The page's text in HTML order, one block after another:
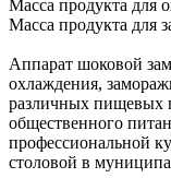
Масса продукта для
Масса продукта для
Аппарат шоковой
охлаждения,
различных пищевых
общественного
профессиональной
столовой в